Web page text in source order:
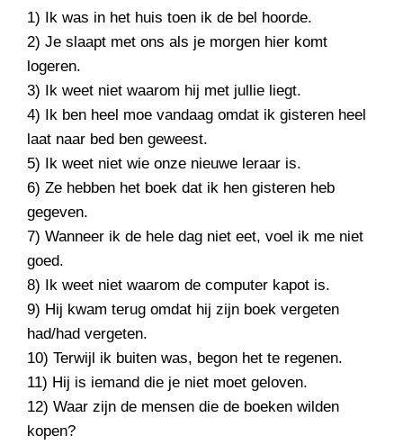
1) Ik was in het huis toen ik de bel hoorde.
2) Je slaapt met ons als je morgen hier komt
logeren.
3) Ik weet niet waarom hij met jullie liegt.
4) Ik ben heel moe vandaag omdat ik gisteren heel
laat naar bed ben geweest.
5) Ik weet niet wie onze nieuwe leraar is.
6) Ze hebben het boek dat ik hen gisteren heb
gegeven.
7) Wanneer ik de hele dag niet eet, voel ik me niet
goed.
8) Ik weet niet waarom de computer kapot is.
9) Hij kwam terug omdat hij zijn boek vergeten
had/had vergeten.
10) Terwijl ik buiten was, begon het te regenen.
11) Hij is iemand die je niet moet geloven.
12) Waar zijn de mensen die de boeken wilden
kopen?